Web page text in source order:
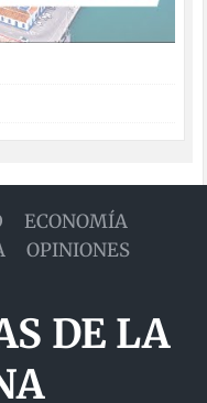
ECONOMÍA
OPINIONES
DE LA